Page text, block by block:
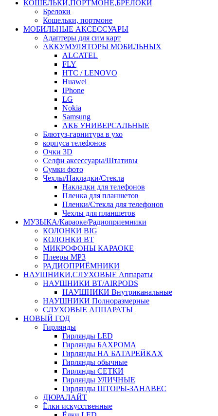
КОШЕЛЬКИ,ПОРТМОНЕ,БРЕЛОКИ
Брелоки
Кошельки, портмоне
МОБИЛЬНЫЕ АКСЕССУАРЫ
Адаптеры для сим карт
АККУМУЛЯТОРЫ МОБИЛЬНЫХ
ALCATEL
FLY
HTC / LENOVO
Huawei
IPhone
LG
Nokia
Samsung
АКБ УНИВЕРСАЛЬНЫЕ
Блютуз-гарнитура в ухо
корпуса телефонов
Очки 3D
Селфи аксессуары/Штативы
Сумки фото
Чехлы/Накладки/Стекла
Накладки для телефонов
Пленка для планшетов
Пленки/Стекла для телефонов
Чехлы для планшетов
МУЗЫКА/Караоке/Радиоприемники
КОЛОНКИ BIG
КОЛОНКИ BT
МИКРОФОНЫ КАРАОКЕ
Плееры MP3
РАДИОПРИЁМНИКИ
НАУШНИКИ,СЛУХОВЫЕ Аппараты
НАУШНИКИ BT/AIRPODS
НАУШНИКИ Внутриканальные
НАУШНИКИ Полноразмерные
СЛУХОВЫЕ АППАРАТЫ
НОВЫЙ ГОД
Гирлянды
Гирлянды LED
Гирлянды БАХРОМА
Гирлянды НА БАТАРЕЙКАХ
Гирлянды обычные
Гирлянды СЕТКИ
Гирлянды УЛИЧНЫЕ
Гирлянды ШТОРЫ-ЗАНАВЕС
ДЮРАЛАЙТ
Ёлки искусственные